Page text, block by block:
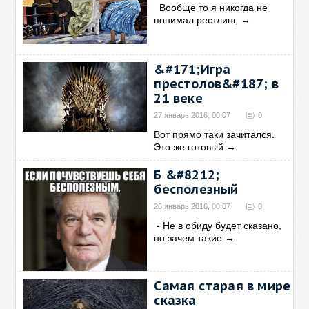
Вообще то я никогда не
понимал рестлинг, →
&#171;Игра
престолов&#187; в
21 веке
27 январь 2016, 00:07 0
Вот прямо таки зачитался.
Это же готовый →
Б &#8212;
бесполезный
26 январь 2016, 00:07 0
- Не в обиду будет сказано,
но зачем такие →
Самая старая в мире
сказка